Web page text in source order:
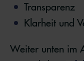
Transparenz
Klarheit und
Weiter unten im